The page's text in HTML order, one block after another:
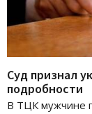
Суд признал
подробности
В ТЦК мужчине